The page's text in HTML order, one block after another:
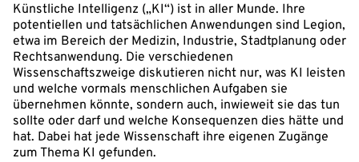
Künstliche Intelligenz („KI“) ist in aller Munde. Ihre
potentiellen und tatsächlichen Anwendungen sind Legion,
etwa im Bereich der Medizin, Industrie, Stadtplanung oder
Rechtsanwendung. Die verschiedenen
Wissenschaftszweige diskutieren nicht nur, was KI leisten
und welche vormals menschlichen Aufgaben sie
übernehmen könnte, sondern auch, inwieweit sie das tun
sollte oder darf und welche Konsequenzen dies hätte und
hat. Dabei hat jede Wissenschaft ihre eigenen Zugänge
zum Thema KI gefunden.